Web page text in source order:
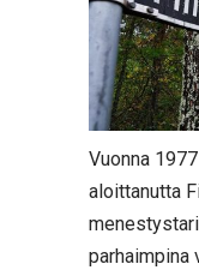
Vuonna
aloittanutta
parhaimpina